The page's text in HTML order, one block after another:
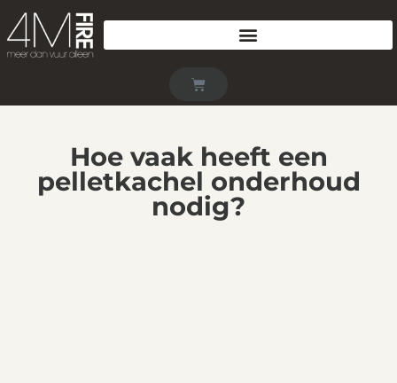
Hoe vaak heeft een
pelletkachel onderhoud
nodig?